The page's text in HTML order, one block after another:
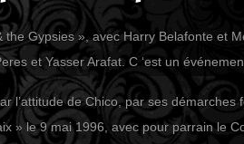
Gypsies », avec Harry Belafonte et
et Yasser Arafat. C ‘est un
l’attitude de Chico, par ses
» le 9 mai 1996, avec pour parrain le